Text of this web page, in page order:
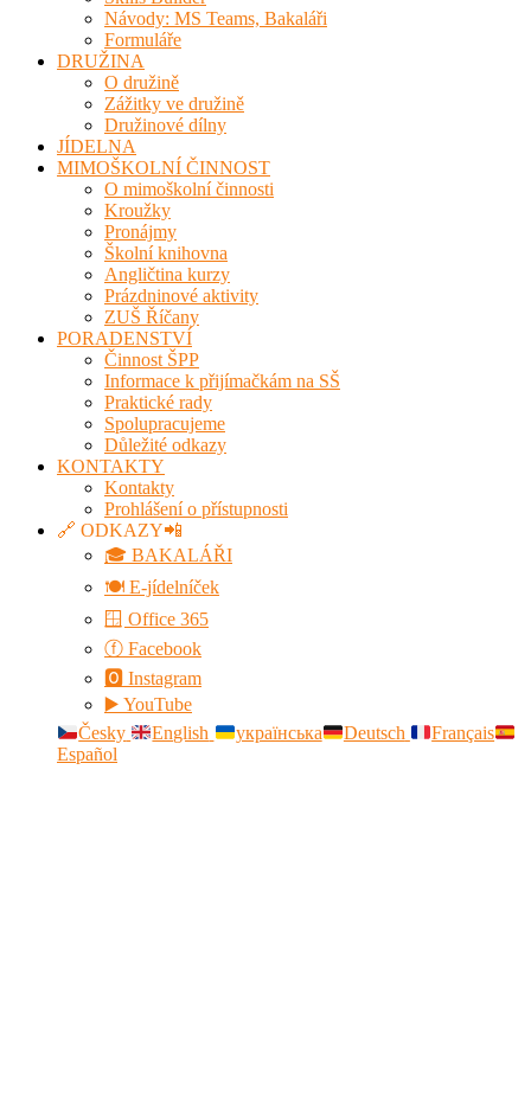
Návody: MS Teams, Bakaláři
Formuláře
DRUŽINA
O družině
Zážitky ve družině
Družinové dílny
JÍDELNA
MIMOŠKOLNÍ ČINNOST
O mimoškolní činnosti
Kroužky
Pronájmy
Školní knihovna
Angličtina kurzy
Prázdninové aktivity
ZUŠ Říčany
PORADENSTVÍ
Činnost ŠPP
Informace k přijímačkám na SŠ
Praktické rady
Spolupracujeme
Důležité odkazy
KONTAKTY
Kontakty
Prohlášení o přístupnosti
🔗 ODKAZY📲
🎓 BAKALÁŘI
🍽️ E-jídelníček
🪟 Office 365
ⓕ Facebook
🅾 Instagram
▶️ YouTube
Česky
English українська Deutsch
Français
Español